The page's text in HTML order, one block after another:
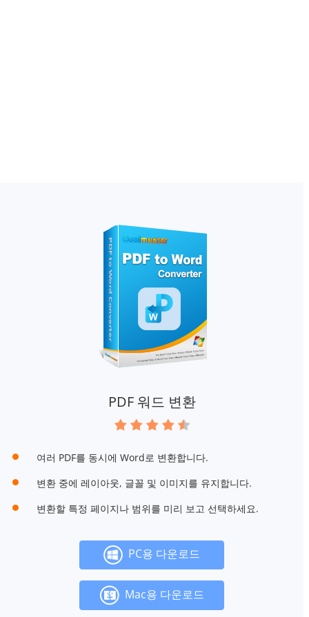
PDF 워드 변환
여러 PDF를 동시에 Word로 변환합니다.
변환 중에 레이아웃, 글꼴 및 이미지를 유지합니다.
변환할 특정 페이지나 범위를 미리 보고 선택하세요.
PC용 다운로드
Mac용 다운로드